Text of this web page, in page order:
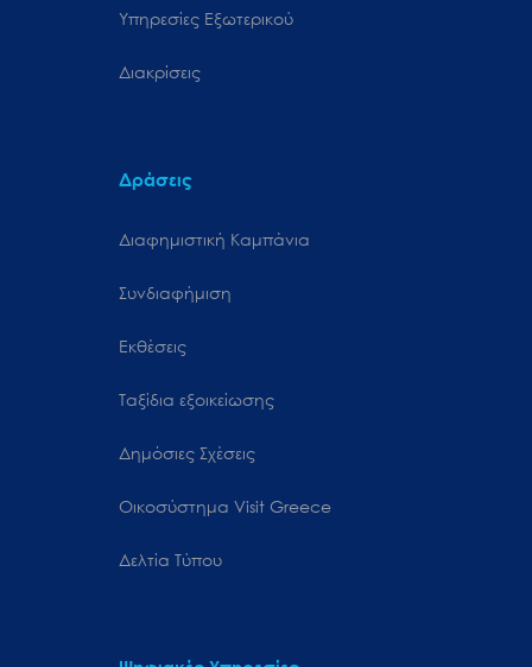
Υπηρεσίες Εξωτερικού
Διακρίσεις
Δράσεις
Διαφημιστική Καμπάνια
Συνδιαφήμιση
Εκθέσεις
Ταξίδια εξοικείωσης
Δημόσιες Σχέσεις
Oικοσύστημα Visit Greece
Δελτία Τύπου